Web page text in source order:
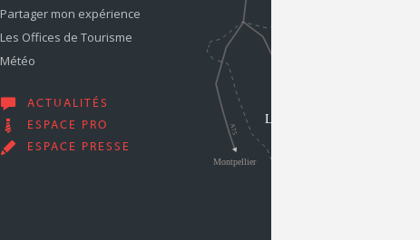
Partager mon expérience
Les Offices de Tourisme
Météo
ACTUALITÉS
ESPACE PRO
ESPACE PRESSE